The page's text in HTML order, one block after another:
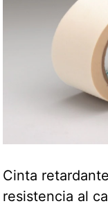
Cinta
resistencia al